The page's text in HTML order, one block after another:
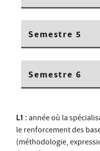
Semestre 5
Semestre 6
L1 : année où la
le renforcement des
(méthodologie,